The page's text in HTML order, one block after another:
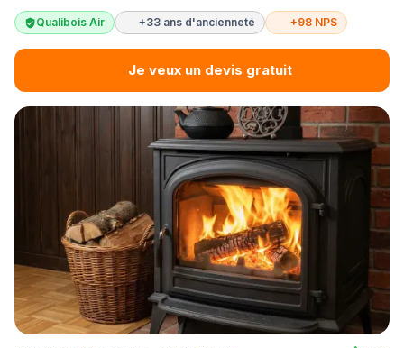
Qualibois Air +33 ans d'ancienneté +98 NPS
Je veux un devis gratuit